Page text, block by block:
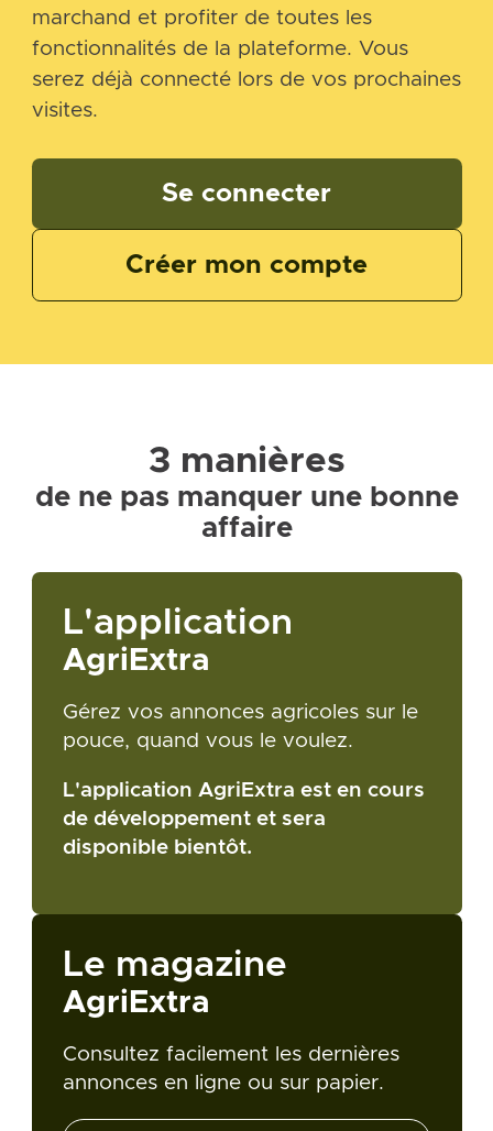
marchand et profiter de toutes les
fonctionnalités de la plateforme. Vous
serez déjà connecté lors de vos prochaines
visites.
Se connecter
Créer mon compte
3 manières
de ne pas manquer une bonne
affaire
L'application
AgriExtra
Gérez vos annonces agricoles sur le
pouce, quand vous le voulez.
L'application AgriExtra est en cours
de développement et sera
disponible bientôt.
Le magazine
AgriExtra
Consultez facilement les dernières
annonces en ligne ou sur papier.